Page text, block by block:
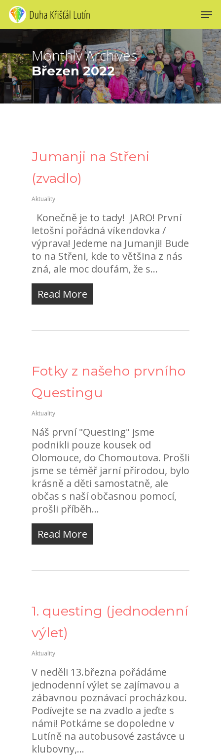
Skip
to
main
content
Monthly Archives
Březen 2022
Jumanji na Střeni
(zvadlo)
Aktuality
Konečně je to tady! JARO! První
letošní pořádná víkendovka /
výprava! Jedeme na Jumanji! Bude
to na Střeni, kde to většina z nás
zná, ale moc doufám, že s...
Read More
Fotky z našeho prvního
Questingu
Aktuality
Náš první "Questing" jsme
podnikli pouze kousek od
Olomouce, do Chomoutova. Prošli
jsme se téměř jarní přírodou, bylo
krásně a děti samostatně, ale
občas s naší občasnou pomocí,
prošli příběh...
Read More
1. questing (jednodenní
výlet)
Aktuality
V neděli 13.března pořádáme
jednodenní výlet se zajímavou a
zábavnou poznávací procházkou.
Podívejte se na zvadlo a jeďte s
námi! Potkáme se dopoledne v
Lutíně na autobusové zastávce u
klubovny,...